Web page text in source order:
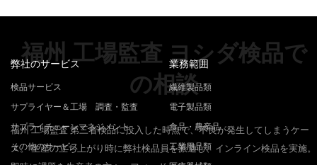
福州 工場監査 ヨシダ検品で
の相談
福州 工場監査 第三者検品に投入した時点で、不良が発生してしまうケー
ス。 生産の立ち上がり時に弊社検品員を派遣し、インライン検品を実施。
弊社のサービス
検品サービス
サプライヤー＆工場 調査・監査
サプライチェーンマネジメント
その他のサービス
業務範囲
繊維製品類
電子製品類
食品・農産品
工業用品類